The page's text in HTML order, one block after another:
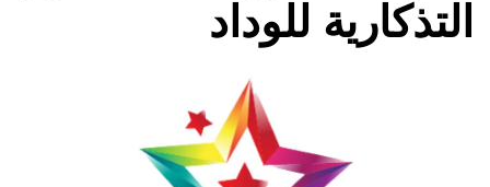
التذكارية للوداد